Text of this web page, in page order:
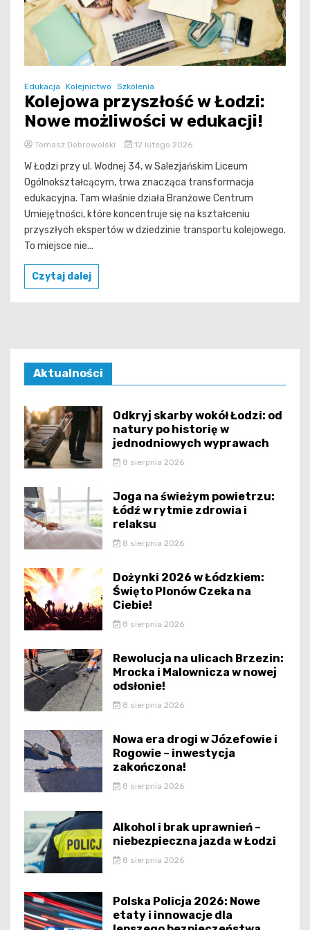
Edukacja Kolejnictwo Szkolenia
Kolejowa przyszłość w Łodzi:
Nowe możliwości w edukacji!
Tomasz Dobrowolski 12 lutego 2026
W Łodzi przy ul. Wodnej 34, w Salezjańskim Liceum
Ogólnokształcącym, trwa znacząca transformacja
edukacyjna. Tam właśnie działa Branżowe Centrum
Umiejętności, które koncentruje się na kształceniu
przyszłych ekspertów w dziedzinie transportu kolejowego.
To miejsce nie...
Czytaj dalej
Aktualności
Odkryj skarby wokół Łodzi: od
natury po historię w
jednodniowych wyprawach
8 sierpnia 2026
Joga na świeżym powietrzu:
Łódź w rytmie zdrowia i
relaksu
8 sierpnia 2026
Dożynki 2026 w Łódzkiem:
Święto Plonów Czeka na
Ciebie!
8 sierpnia 2026
Rewolucja na ulicach Brzezin:
Mrocka i Malownicza w nowej
odsłonie!
8 sierpnia 2026
Nowa era drogi w Józefowie i
Rogowie – inwestycja
zakończona!
8 sierpnia 2026
Alkohol i brak uprawnień –
niebezpieczna jazda w Łodzi
8 sierpnia 2026
Polska Policja 2026: Nowe
etaty i innowacje dla